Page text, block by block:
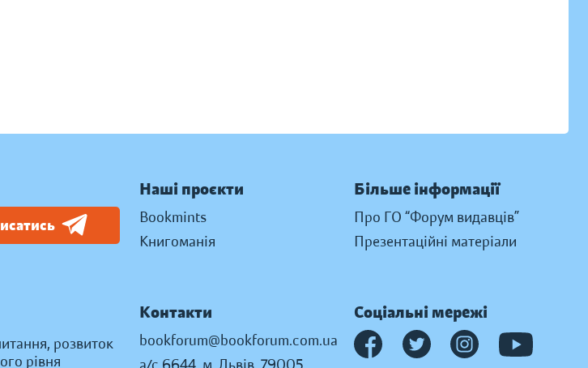
розвиток
рівня
Наші проєкти
Bookmints
Книгоманія
Більше інформації
Про ГО “Форум видавців”
Презентаційні матеріали
Контакти
bookforum@bookforum.com.ua
Соціальні мережі